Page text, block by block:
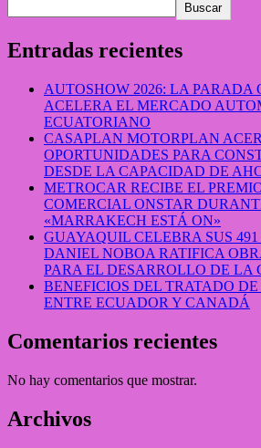
Buscar
Entradas recientes
AUTOSHOW 2026: LA PARADA
ACELERA EL MERCADO
ECUATORIANO
CASAPLAN MOTORPLAN
OPORTUNIDADES PARA
DESDE LA CAPACIDAD DE
METROCAR RECIBE EL
COMERCIAL ONSTAR
«MARRAKECH ESTÁ ON»
GUAYAQUIL CELEBRA SUS
DANIEL NOBOA RATIFICA
PARA EL DESARROLLO DE LA
BENEFICIOS DEL TRATADO
ENTRE ECUADOR Y CANADÁ
Comentarios recientes
No hay comentarios que mostrar.
Archivos